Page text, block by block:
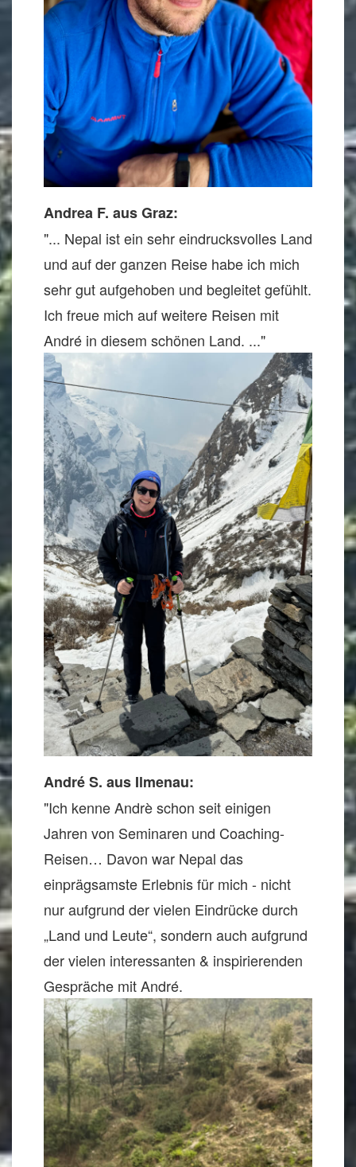
Andrea F. aus Graz:
"... Nepal ist ein sehr eindrucksvolles Land
und auf der ganzen Reise habe ich mich
sehr gut aufgehoben und begleitet gefühlt.
Ich freue mich auf weitere Reisen mit
André in diesem schönen Land. ..."
André S. aus Ilmenau:
"Ich kenne Andrè schon seit einigen
Jahren von Seminaren und Coaching-
Reisen… Davon war Nepal das
einprägsamste Erlebnis für mich - nicht
nur aufgrund der vielen Eindrücke durch
„Land und Leute“, sondern auch aufgrund
der vielen interessanten & inspirierenden
Gespräche mit André.